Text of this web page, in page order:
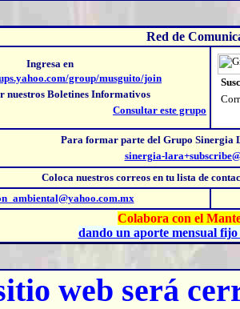
Red de
Ingresa en
group/musguito/join
nuestros Boletines Informativos
Consultar este grupo
Para formar parte del Grupo Sinergia
sinergia-
Coloca nuestros correos en tu lista de
Colabora con el
dando un aporte mensual
web será